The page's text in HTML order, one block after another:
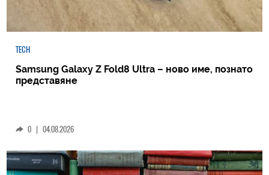
TECH
Samsung Galaxy Z Fold8 Ultra – ново име, познато
представяне
0 | 04.08.2026